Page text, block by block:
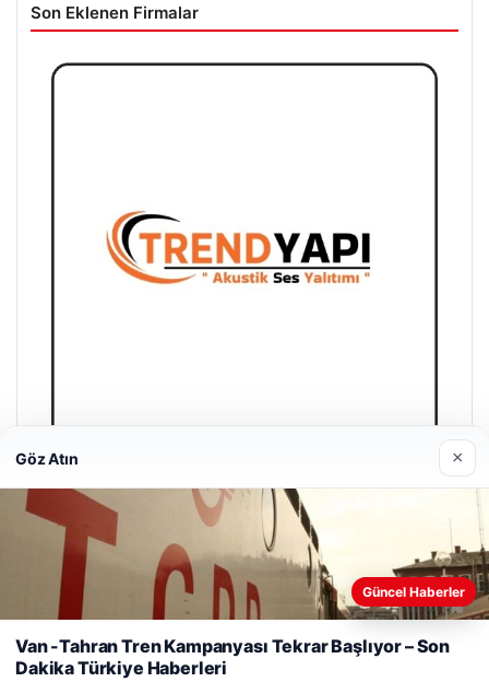
Son Eklenen Firmalar
Trend Yapı Akustik
18/04/2026
Web sitemizi nasıl kullandığınızı daha iyi anlayabilmek,
kullanıyoruz.Çerez Politikamız
Göz Atın ×
Güncel Haberler
Van -Tahran Tren Kampanyası Tekrar Başlıyor – Son
Dakika Türkiye Haberleri